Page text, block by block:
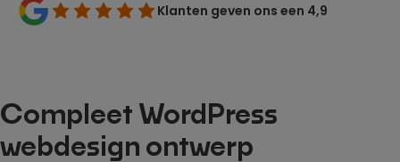
Klanten geven ons een 4,9
Compleet WordPress
webdesign ontwerp